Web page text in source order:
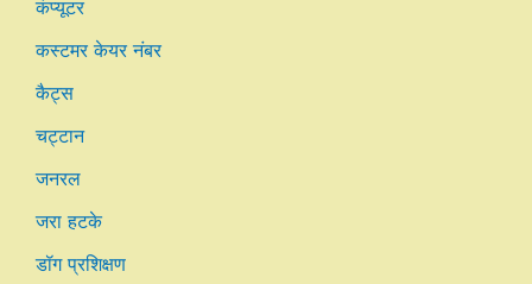
कंप्यूटर
कस्टमर केयर नंबर
कैट्स
चट्टान
जनरल
जरा हटके
डॉग प्रशिक्षण